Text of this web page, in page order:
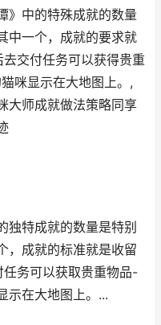
》中的特殊成就的数量
中一个，成就的要求就
交付任务可以获得贵重
咪显示在大地图上。,
大师成就做法策略同享
独特成就的数量是特别
，成就的标准就是收留
务可以获取贵重物品-
示在大地图上。...